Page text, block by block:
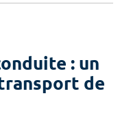
: un
de